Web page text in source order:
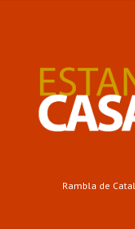
Rambla de